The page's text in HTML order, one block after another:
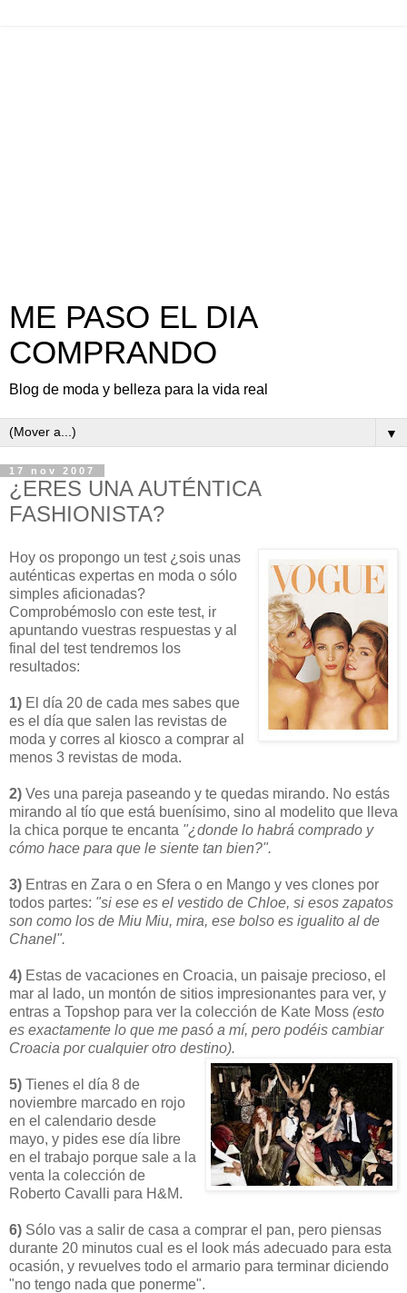
ME PASO EL DIA
COMPRANDO
Blog de moda y belleza para la vida real
▼
17 nov 2007
¿ERES UNA AUTÉNTICA
FASHIONISTA?
Hoy os propongo un test ¿sois unas
auténticas expertas en moda o sólo
simples aficionadas?
Comprobémoslo con este test, ir
apuntando vuestras respuestas y al
final del test tendremos los
resultados:
1) El día 20 de cada mes sabes que
es el día que salen las revistas de
moda y corres al kiosco a comprar al
menos 3 revistas de moda.
2) Ves una pareja paseando y te quedas mirando. No estás
mirando al tío que está buenísimo, sino al modelito que lleva
la chica porque te encanta "¿donde lo habrá comprado y
cómo hace para que le siente tan bien?".
3) Entras en Zara o en Sfera o en Mango y ves clones por
todos partes: "si ese es el vestido de Chloe, si esos zapatos
son como los de Miu Miu, mira, ese bolso es igualito al de
Chanel".
4) Estas de vacaciones en Croacia, un paisaje precioso, el
mar al lado, un montón de sitios impresionantes para ver, y
entras a Topshop para ver la colección de Kate Moss (esto
es exactamente lo que me pasó a mí, pero podéis cambiar
Croacia por cualquier otro destino).
5) Tienes el día 8 de
noviembre marcado en rojo
en el calendario desde
mayo, y pides ese día libre
en el trabajo porque sale a la
venta la colección de
Roberto Cavalli para H&M.
6) Sólo vas a salir de casa a comprar el pan, pero piensas
durante 20 minutos cual es el look más adecuado para esta
ocasión, y revuelves todo el armario para terminar diciendo
"no tengo nada que ponerme".